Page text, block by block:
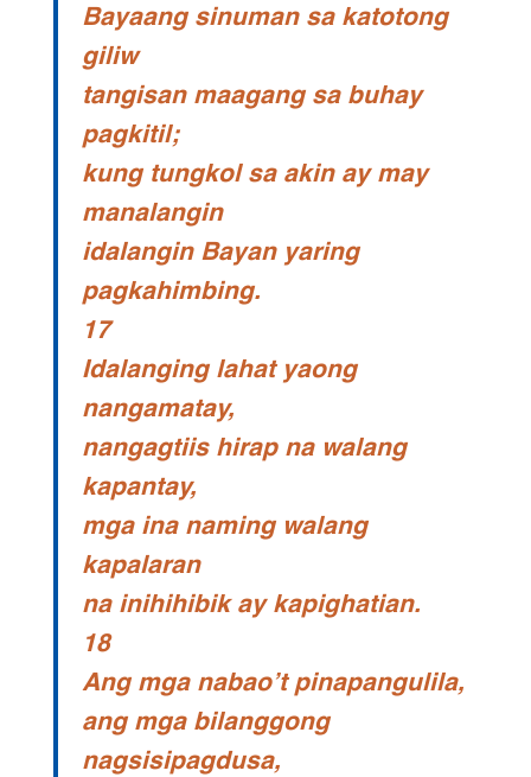
Bayaang sinuman sa katotong
giliw
tangisan maagang sa buhay
pagkitil;
kung tungkol sa akin ay may
manalangin
idalangin Bayan yaring
pagkahimbing.
17
Idalanging lahat yaong
nangamatay,
nangagtiis hirap na walang
kapantay,
mga ina naming walang
kapalaran
na inihihibik ay kapighatian.
18
Ang mga nabao’t pinapangulila,
ang mga bilanggong
nagsisipagdusa,